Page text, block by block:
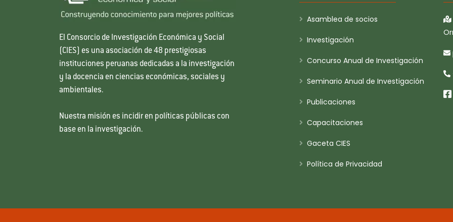
El Consorcio de Investigación Económica y Social
(CIES) es una asociación de 48 prestigiosas
instituciones peruanas dedicadas a la investigación
y la docencia en ciencias económicas, sociales y
ambientales.
Nuestra misión es incidir en políticas públicas con
base en la investigación.
Asamblea de socios
Investigación
Concurso Anual de Investigación
Seminario Anual de Investigación
Publicaciones
Capacitaciones
Gaceta CIES
Política de Privacidad